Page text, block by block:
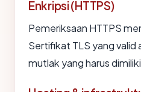
Enkripsi (HTTPS)
Pemeriksaan HTTPS
Sertifikat TLS yang valid
mutlak yang harus